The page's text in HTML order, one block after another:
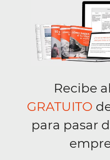
Recibe
GRATUITO
para pasar